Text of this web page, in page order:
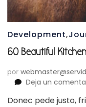
Development,
60 Beautiful
por
Deja un
Donec pede justo,